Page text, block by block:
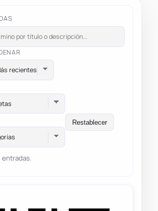
Restablecer
entradas.